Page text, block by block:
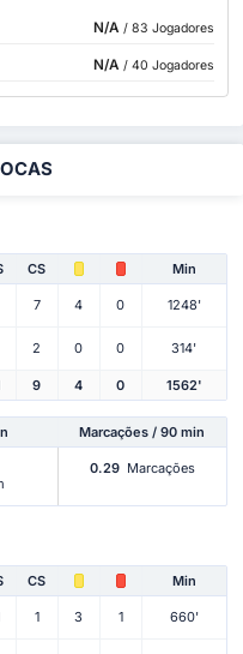
N/A / 83 Jogadores
N/A / 40 Jogadores
CS Min
7 4 0 1248'
2 0 0 314'
9 4 0 1562'
Marcações / 90 min
0.29 Marcações
CS Min
1 3 1 660'